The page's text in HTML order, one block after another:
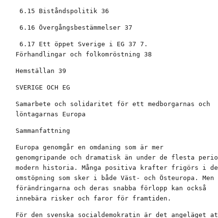
6.15 Biståndspolitik 36
6.16 Övergångsbestämmelser 37
6.17 Ett öppet Sverige i EG 37 7.
Förhandlingar och folkomröstning 38
Hemställan 39
SVERIGE OCH EG
Samarbete och solidaritet för ett medborgarnas och
löntagarnas Europa
Sammanfattning
Europa genomgår en omdaning som är mer
genomgripande och dramatisk än under de flesta
modern historia. Många positiva krafter frigörs i
omstöpning som sker i både Väst- och Östeuropa. Men
förändringarna och deras snabba förlopp kan också
innebära risker och faror för framtiden.
För den svenska socialdemokratin är det angeläget